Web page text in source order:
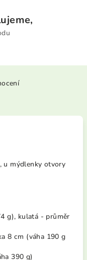
u mýdlenky otvory
g), kulatá - průměr
8 cm (váha 190 g
390 g)